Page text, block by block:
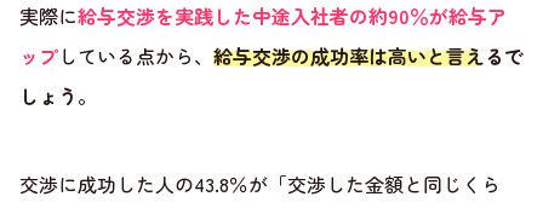
実際に給与交渉を実践した中途入社者の約90％が給与ア
ップしている点から、 給与交渉の成功率は高いと言えるで
しょう 。
交渉に成功した人の43.8％が「交渉した金額と同じくら